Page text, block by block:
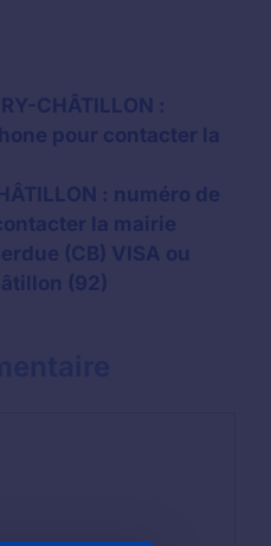
CHÂTILLON :
pour contacter la
: numéro de
la mairie
(CB) VISA ou
(92)